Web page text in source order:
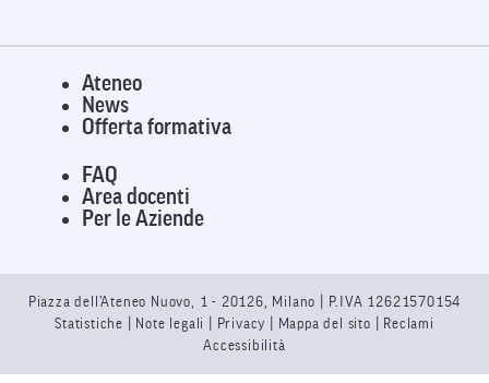
Ateneo
News
Offerta formativa
FAQ
Area docenti
Per le Aziende
Piazza dell’Ateneo Nuovo, 1 - 20126, Milano | P.IVA 12621570154
Statistiche
Note legali Privacy | Mappa del sito |
Reclami
Accessibilità